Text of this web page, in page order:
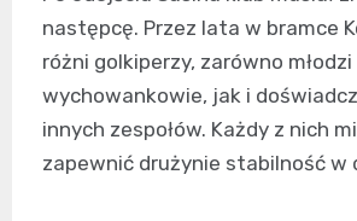
następcę. Przez lata w bramce
różni golkiperzy, zarówno młodzi
wychowankowie, jak i
innych zespołów. Każdy z nich
zapewnić drużynie stabilność w